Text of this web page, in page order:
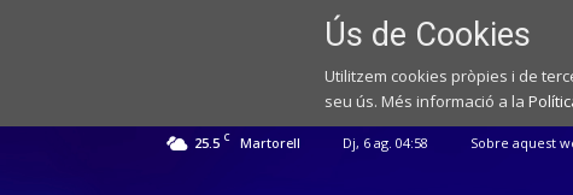
Ús de Cookies
Utilitzem cookies pròpies i de
seu ús. Més informació a la
25.5 C Martorell Dj, 6 ag. 04:58 Sobre aquest